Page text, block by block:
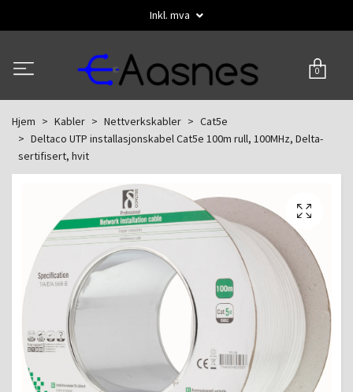
Inkl. mva
0
Hjem Kabler Nettverkskabler
Cat5e
Deltaco UTP installasjonskabel Cat5e 100m rull, 100MHz, Delta-
sertifisert, hvit